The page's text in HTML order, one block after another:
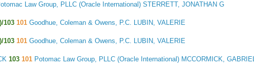
Law Group, PLLC (Oracle International) STERRETT, JONATHAN G
103 101 Goodhue, Coleman & Owens, P.C. LUBIN, VALERIE
103 101 Goodhue, Coleman & Owens, P.C. LUBIN, VALERIE
103 101 Potomac Law Group, PLLC (Oracle International) MCCORMICK,